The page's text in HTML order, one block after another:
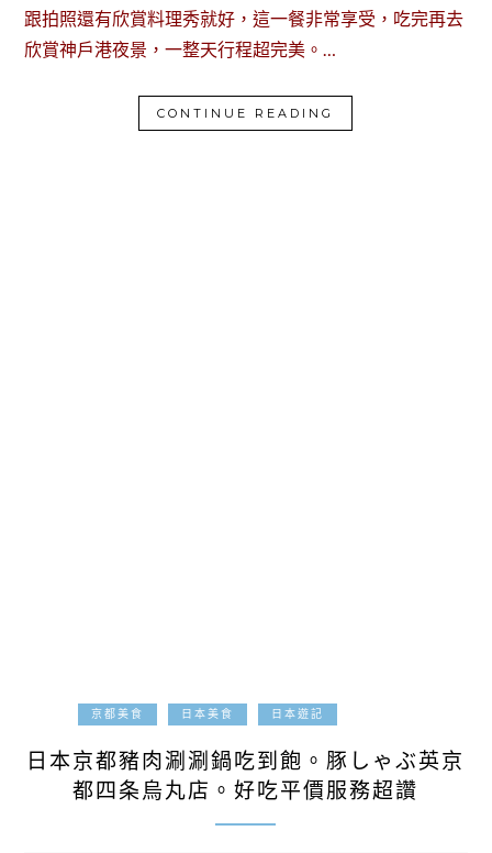
跟拍照還有欣賞料理秀就好，這一餐非常享受，吃完再去
欣賞神戶港夜景，一整天行程超完美。…
CONTINUE READING
京都美食 日本美食 日本遊記
日本京都豬肉涮涮鍋吃到飽。豚しゃぶ英京
都四条烏丸店。好吃平價服務超讚